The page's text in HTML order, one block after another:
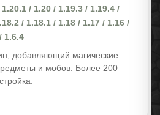
/ 1.20 / 1.19.3 / 1.19.4 /
/ 1.18.1 / 1.18 / 1.17 / 1.16 /
1.6.4
добавляющий магические
и мобов. Более 200